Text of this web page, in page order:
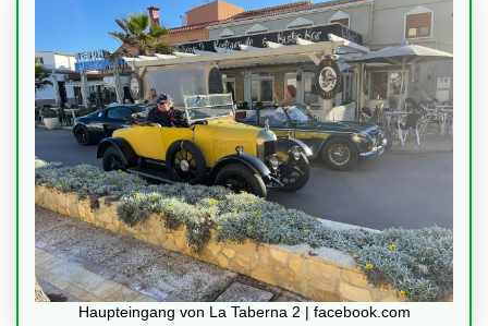
Haupteingang von La Taberna 2 | facebook.com